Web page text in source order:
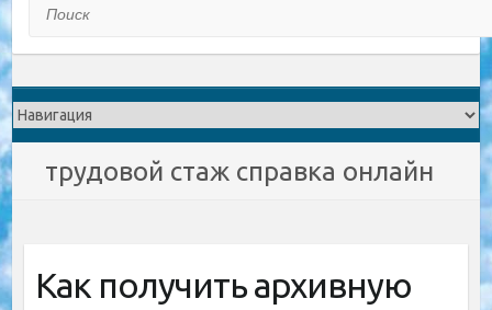
трудовой стаж справка онлайн
Как получить архивную